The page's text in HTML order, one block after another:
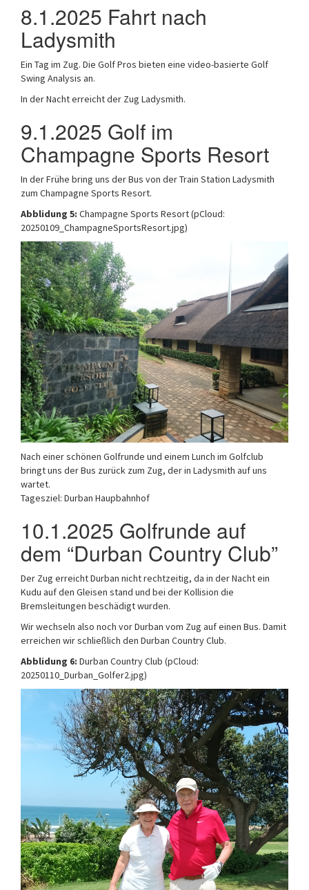
8.1.2025 Fahrt nach
Ladysmith
Ein Tag im Zug. Die Golf Pros bieten eine video-basierte Golf
Swing Analysis an.
In der Nacht erreicht der Zug Ladysmith.
9.1.2025 Golf im
Champagne Sports Resort
In der Frühe bring uns der Bus von der Train Station Ladysmith
zum Champagne Sports Resort.
Abblidung 5: Champagne Sports Resort (pCloud:
20250109_ChampagneSportsResort.jpg)
Nach einer schönen Golfrunde und einem Lunch im Golfclub
bringt uns der Bus zurück zum Zug, der in Ladysmith auf uns
wartet.
Tagesziel: Durban Haupbahnhof
10.1.2025 Golfrunde auf
dem “Durban Country Club”
Der Zug erreicht Durban nicht rechtzeitig, da in der Nacht ein
Kudu auf den Gleisen stand und bei der Kollision die
Bremsleitungen beschädigt wurden.
Wir wechseln also noch vor Durban vom Zug auf einen Bus. Damit
erreichen wir schließlich den Durban Country Club.
Abblidung 6: Durban Country Club (pCloud:
20250110_Durban_Golfer2.jpg)